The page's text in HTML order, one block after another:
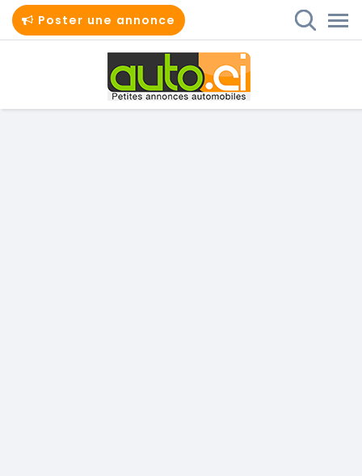
Poster une annonce